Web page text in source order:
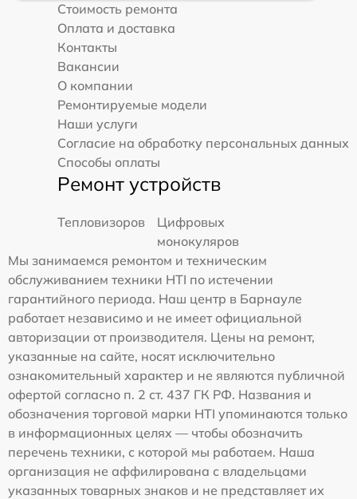
Стоимость ремонта
Оплата и доставка
Контакты
Вакансии
О компании
Ремонтируемые модели
Наши услуги
Согласие на обработку персональных данных
Способы оплаты
Ремонт устройств
Тепловизоров
Цифровых
монокуляров
Мы занимаемся ремонтом и техническим
обслуживанием техники HTI по истечении
гарантийного периода. Наш центр в Барнауле
работает независимо и не имеет официальной
авторизации от производителя. Цены на ремонт,
указанные на сайте, носят исключительно
ознакомительный характер и не являются публичной
офертой согласно п. 2 ст. 437 ГК РФ. Названия и
обозначения торговой марки HTI упоминаются только
в информационных целях — чтобы обозначить
перечень техники, с которой мы работаем. Наша
организация не аффилирована с владельцами
указанных товарных знаков и не представляет их